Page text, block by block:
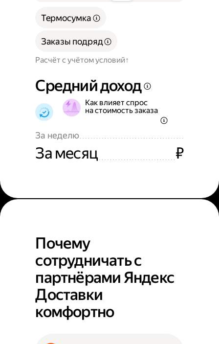
Расчёт с учётом условий
Термосумка
Заказы подряд
Средний доход
Как влияет спрос
на стоимость заказа
За неделю
За месяц ₽
Почему
сотрудничать с
партнёрами Яндекс
Доставки
комфортно